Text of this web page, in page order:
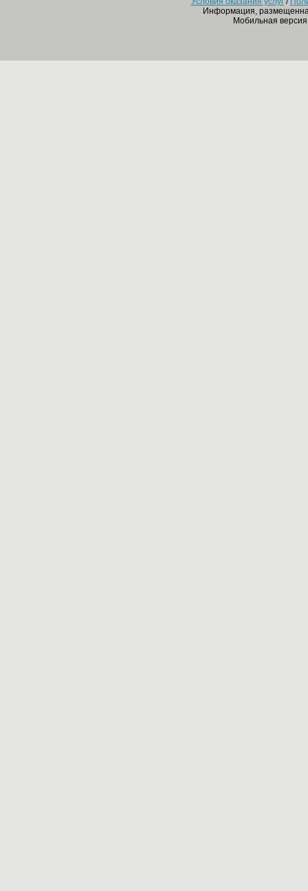
Информация,
Мобильная